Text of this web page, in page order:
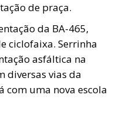
de praça.
da BA-465,
ciclofaixa. Serrinha
asfáltica na
diversas vias da
com uma nova escola